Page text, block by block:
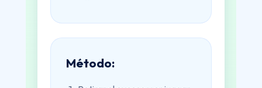
Método: